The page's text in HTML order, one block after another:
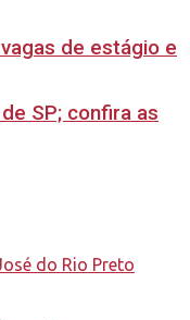
de estágio e
SP; confira as